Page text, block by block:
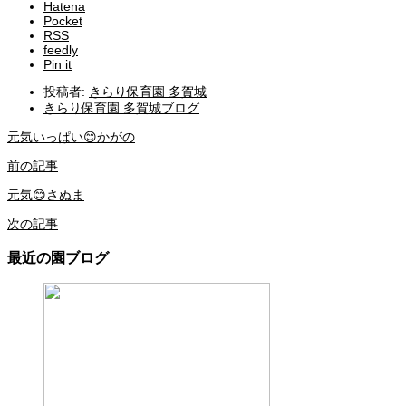
Hatena
Pocket
RSS
feedly
Pin it
投稿者: きらり保育園 多賀城
きらり保育園 多賀城ブログ
元気いっぱい😊かがの
前の記事
元気😊さぬま
次の記事
最近の園ブログ